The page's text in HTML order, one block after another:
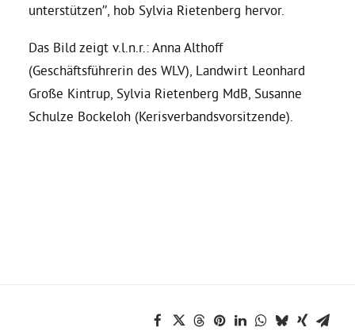
CampusGrün
unterstützen”, hob Sylvia Rietenberg hervor.
Das Bild zeigt v.l.n.r.: Anna Althoff
(Geschäftsführerin des WLV), Landwirt Leonhard
Große Kintrup, Sylvia Rietenberg MdB, Susanne
Schulze Bockeloh (Kerisverbandsvorsitzende).